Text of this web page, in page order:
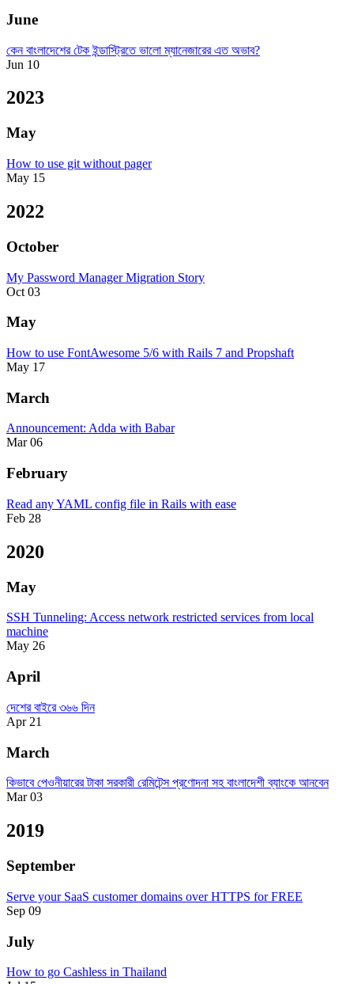
June
কেন বাংলাদেশের টেক ইন্ডাস্ট্রিতে ভালো ম্যানেজারের এত অভাব?
Jun 10
2023
May
How to use git without pager
May 15
2022
October
My Password Manager Migration Story
Oct 03
May
How to use FontAwesome 5/6 with Rails 7 and Propshaft
May 17
March
Announcement: Adda with Babar
Mar 06
February
Read any YAML config file in Rails with ease
Feb 28
2020
May
SSH Tunneling: Access network restricted services from local
machine
May 26
April
দেশের বাইরে ৩৬৬ দিন
Apr 21
March
কিভাবে পেওনীয়ারের টাকা সরকারী রেমিটেন্স প্রণোদনা সহ বাংলাদেশী ব্যাংকে আনবেন
Mar 03
2019
September
Serve your SaaS customer domains over HTTPS for FREE
Sep 09
July
How to go Cashless in Thailand